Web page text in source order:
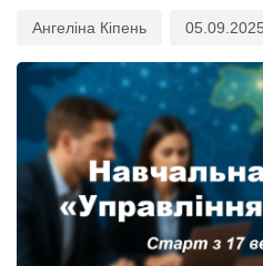
Ангеліна Кіпень 05.09.2025